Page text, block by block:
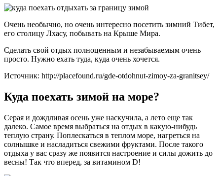
Очень необычно, но очень интересно посетить зимний Тибет,
его столицу Лхасу, побывать на Крыше Мира.
Сделать свой отдых полноценным и незабываемым очень
просто. Нужно ехать туда, куда очень хочется.
Источник: http://placefound.ru/gde-otdohnut-zimoy-za-granitsey/
Куда поехать зимой на море?
Серая и дождливая осень уже наскучила, а лето еще так
далеко. Самое время выбраться на отдых в какую-нибудь
теплую страну. Поплескаться в теплом море, нагреться на
солнышке и насладиться свежими фруктами. После такого
отдыха у вас сразу же появится настроение и силы дожить до
весны! Так что вперед, за витамином D!